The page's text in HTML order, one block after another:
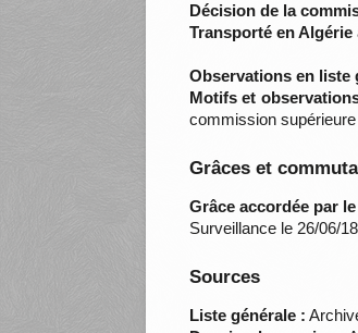
Décision de la
Transporté en Algérie
Observations en liste
Motifs et
commission
Grâces et
Grâce accordée par
Surveillance le 26/06/
Sources
Liste générale :